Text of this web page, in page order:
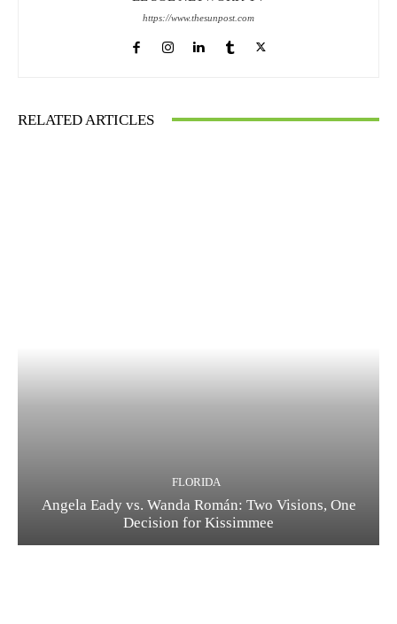
https://www.thesunpost.com
RELATED ARTICLES
FLORIDA
Angela Eady vs. Wanda Román: Two Visions, One
Decision for Kissimmee